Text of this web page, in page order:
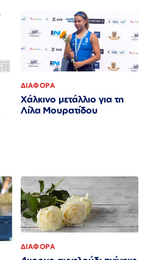
ΔΙΑΦΟΡΑ
Χάλκινο μετάλλιο για τη
Λίλα Μουρατίδου
ΔΙΑΦΟΡΑ